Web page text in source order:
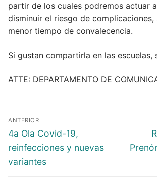
partir de los cuales podremos actuar
disminuir el riesgo de complicaciones,
menor tiempo de convalecencia.
Si gustan compartirla en las escuelas,
ATTE: DEPARTAMENTO DE
ANTERIOR
4a Ola Covid-19,
reinfecciones y nuevas
variantes